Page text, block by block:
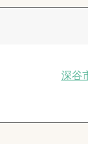
深谷